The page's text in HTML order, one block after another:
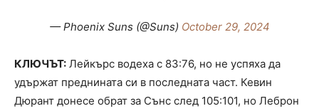
— Phoenix Suns (@Suns) October 29, 2024
КЛЮЧЪТ: Лейкърс водеха с 83:76, но не успяха да
удържат преднината си в последната част. Кевин
Дюрант донесе обрат за Сънс след 105:101, но Леброн